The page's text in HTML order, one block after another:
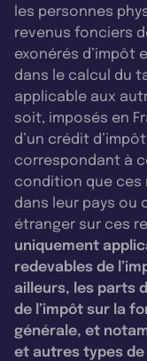
les personnes
revenus fonciers
exonérés d’impôt
dans le calcul du
applicable aux
soit, imposés en
d’un crédit
correspondant à
condition que ces
dans leur pays ou
étranger sur ces
uniquement
redevables de
ailleurs, les parts
de l’impôt sur la
générale, et
et autres types